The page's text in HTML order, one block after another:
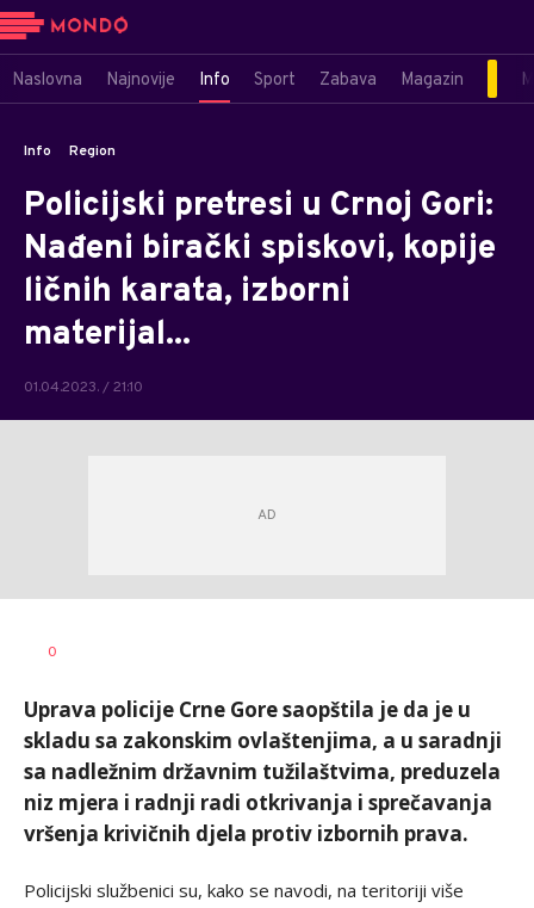
Naslovna Najnovije Info Sport Zabava Magazin
Info Region
Policijski pretresi u Crnoj Gori:
Nađeni birački spiskovi, kopije
ličnih karata, izborni
materijal...
01.04.2023. / 21:10
AUTOR
0
Uprava policije Crne Gore saopštila je da je u
skladu sa zakonskim ovlaštenjima, a u saradnji
sa nadležnim državnim tužilaštvima, preduzela
niz mjera i radnji radi otkrivanja i sprečavanja
vršenja krivičnih djela protiv izbornih prava.
Policijski službenici su, kako se navodi, na teritoriji više